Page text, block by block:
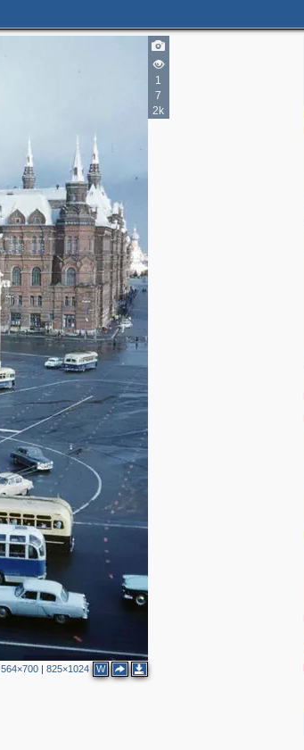
1
7
2k
564×700| 825×1024 W